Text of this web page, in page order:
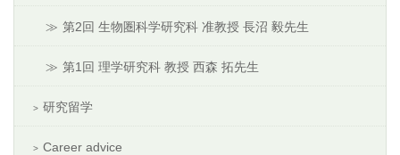
第2回 生物圏科学研究科 准教授 長沼 毅先生
第1回 理学研究科 教授 西森 拓先生
研究留学
Career advice